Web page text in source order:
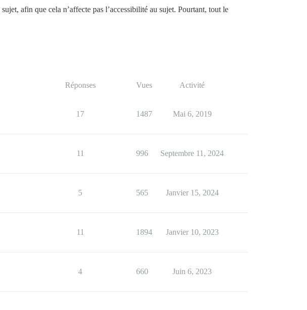
sujet, afin que cela n’affecte pas l’accessibilité au sujet. Pourtant, tout le
Réponses Vues Activité
17 1487 Mai 6, 2019
11 996 Septembre 11, 2024
5 565 Janvier 15, 2024
11 1894 Janvier 10, 2023
4 660 Juin 6, 2023